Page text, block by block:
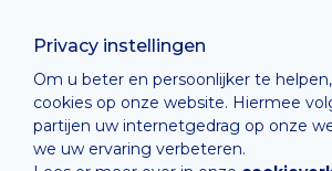
Privacy instellingen
Om u beter en persoonlijker te
cookies op onze website. Hiermee
partijen uw internetgedrag op onze
we uw ervaring verbeteren.
Privacy Policy
Cashless
verkoopsvoorwaarden
Cookie Policy